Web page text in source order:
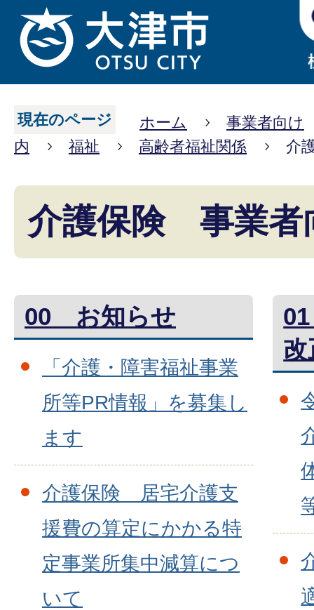
現在のページ ホーム
事業者向け
内
福祉 高齢者福祉関係 介
介護保険 事業者
00 お知らせ
「介護・障害福祉事業
所等PR情報」を募集し
ます
介護保険 居宅介護支
援費の算定にかかる特
定事業所集中減算につ
いて
改